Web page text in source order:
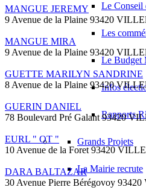
Le Conseil
Les
Le Budget
Infos
Rapports
Grands Projets
La Mairie recrute
MANGUE JEREMY
9 Avenue de la Plaine 93420
MANGUE MIRA
9 Avenue de la Plaine 93420
GUETTE MARILYN SANDRINE
8 Avenue de la Plaine 93420
GUERIN DANIEL
78 Boulevard Pré Galant 93420
EURL " OT "
10 Avenue de la Foret 93420
DARA BALTAZAR
30 Avenue Pierre Bérégovoy